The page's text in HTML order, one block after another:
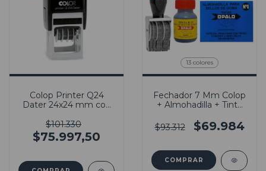
Colop Printer Q24
Dater 24x24 mm con
$101.330
$75.997,50
13 colores
Fechador 7 Mm Colop
+ Almohadilla + Tinta
$93.312
$69.984
COMPRAR